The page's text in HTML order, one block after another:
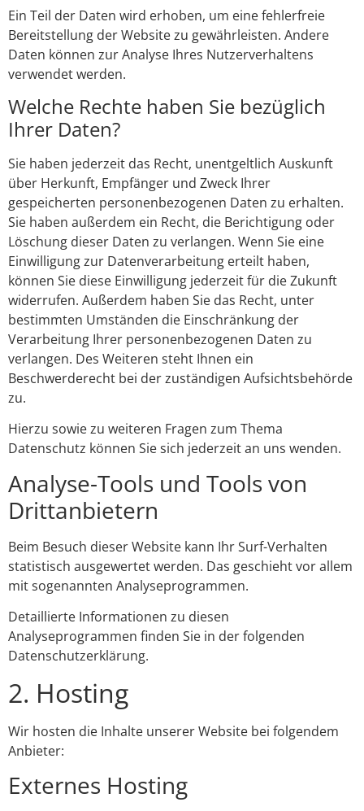
Ein Teil der Daten wird erhoben, um eine fehlerfreie
Bereitstellung der Website zu gewährleisten. Andere
Daten können zur Analyse Ihres Nutzerverhaltens
verwendet werden.
Welche Rechte haben Sie bezüglich
Ihrer Daten?
Sie haben jederzeit das Recht, unentgeltlich Auskunft
über Herkunft, Empfänger und Zweck Ihrer
gespeicherten personenbezogenen Daten zu erhalten.
Sie haben außerdem ein Recht, die Berichtigung oder
Löschung dieser Daten zu verlangen. Wenn Sie eine
Einwilligung zur Datenverarbeitung erteilt haben,
können Sie diese Einwilligung jederzeit für die Zukunft
widerrufen. Außerdem haben Sie das Recht, unter
bestimmten Umständen die Einschränkung der
Verarbeitung Ihrer personenbezogenen Daten zu
verlangen. Des Weiteren steht Ihnen ein
Beschwerderecht bei der zuständigen Aufsichtsbehörde
zu.
Hierzu sowie zu weiteren Fragen zum Thema
Datenschutz können Sie sich jederzeit an uns wenden.
Analyse-Tools und Tools von
Dritt­anbietern
Beim Besuch dieser Website kann Ihr Surf-Verhalten
statistisch ausgewertet werden. Das geschieht vor allem
mit sogenannten Analyseprogrammen.
Detaillierte Informationen zu diesen
Analyseprogrammen finden Sie in der folgenden
Datenschutzerklärung.
2. Hosting
Wir hosten die Inhalte unserer Website bei folgendem
Anbieter:
Externes Hosting